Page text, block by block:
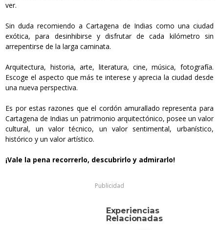
ver.
Sin duda recomiendo a Cartagena de Indias como una ciudad
exótica, para desinhibirse y disfrutar de cada kilómetro sin
arrepentirse de la larga caminata.
Arquitectura, historia, arte, literatura, cine, música, fotografía.
Escoge el aspecto que más te interese y aprecia la ciudad desde
una nueva perspectiva.
Es por estas razones que el cordón amurallado representa para
Cartagena de Indias un patrimonio arquitectónico, posee un valor
cultural, un valor técnico, un valor sentimental, urbanístico,
histórico y un valor artístico.
¡Vale la pena recorrerlo, descubrirlo y admirarlo!
Publicidad
Experiencias
Relacionadas